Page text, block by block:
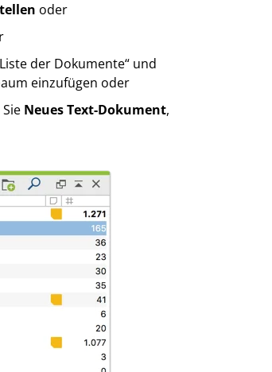
oder
der Dokumente“ und
einzufügen oder
Neues Text-Dokument,